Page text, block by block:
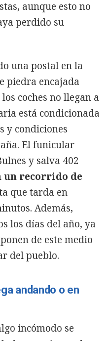
aunque esto no
perdido su
una postal en la
piedra encajada
coches no llegan a
está condicionada
y condiciones
El funicular
y salva 402
un recorrido de
que tarda en
Además,
los días del año, ya
de este medio
del pueblo.
andando o en
incómodo se